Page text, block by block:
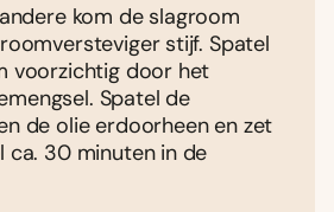
kom de slagroom
stijf. Spatel
voorzichtig door het
Spatel de
de olie erdoorheen en zet
ca. 30 minuten in de